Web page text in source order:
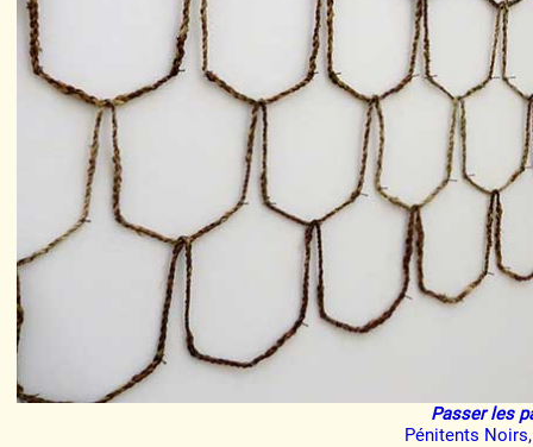
Visites d'ateliers
Production vidéo
Formation
Événements
1% œuvres dans
Passer les
Pénitents